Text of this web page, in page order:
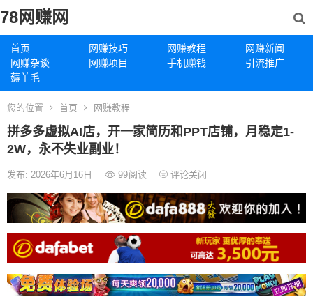
78网赚网
首页 网赚技巧 网赚教程
网赚新闻
网赚杂谈
网赚项目 手机赚钱
引流推广
薅羊毛
您的位置 首页 网赚教程
拼多多虚拟AI店，开一家简历和PPT店铺，月稳定1-
2W，永不失业副业！
发布: 2026年6月16日 99阅读 评论关闭